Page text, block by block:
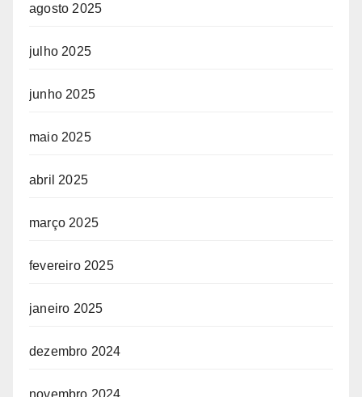
agosto 2025
julho 2025
junho 2025
maio 2025
abril 2025
março 2025
fevereiro 2025
janeiro 2025
dezembro 2024
novembro 2024